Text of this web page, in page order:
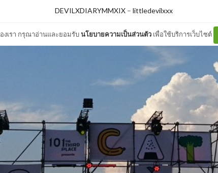
งเรา กรุณาอ่านและยอมรับนโยบายความเป็นส่วนตัว เพื่อใช้บริการเว็บไซต์
DEVILXDIARYMMXIX – littledevilxxx